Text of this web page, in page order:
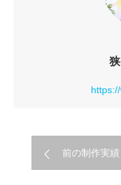
前の制作実績